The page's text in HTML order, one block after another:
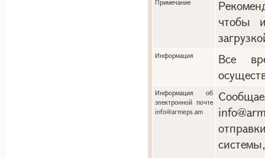
Примечание
чтобы
Информация
Все
Информация об
электронной почте
info@armeps.am